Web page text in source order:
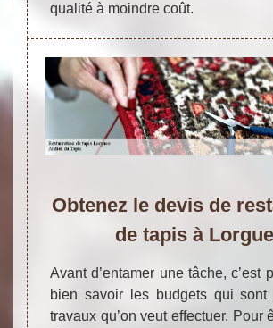
qualité à moindre coût.
Obtenez le devis de
de tapis à
Avant d’entamer une tâche, c’est
bien savoir les budgets qui
travaux qu’on veut effectuer. Pour